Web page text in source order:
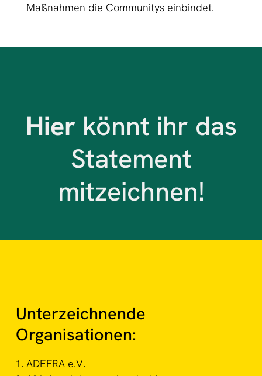
Maßnahmen die Communitys einbindet.
Hierkönnt ihr das
Statement
mitzeichnen!
Unterzeichnende
Organisationen:
ADEFRA e.V.